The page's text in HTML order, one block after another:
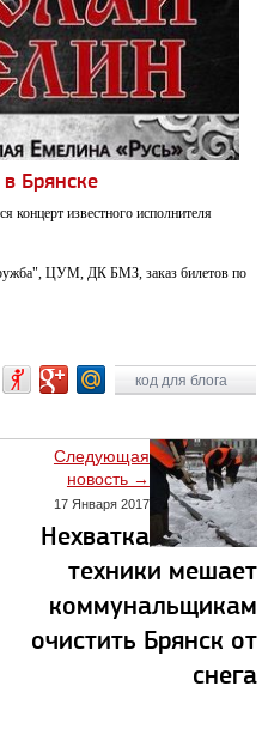
Брянске
концерт известного исполнителя
ЦУМ, ДК БМЗ, заказ билетов по
код для блога
Следующая
новость →
17 Января 2017
Нехватка
техники мешает
коммунальщикам
очистить Брянск от
снега